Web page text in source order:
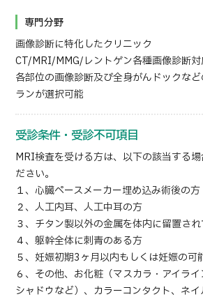
専門分野
画像診断に特化したクリニック
CT/MRI/MMG/レントゲン各種画像診断
各部位の画像診断及び全身がんドックな
ランが選択可能
受診条件・受診不可項目
MRI検査を受ける方は、以下の該当する
ださい。
１、心臓ペースメーカー埋め込み術後の方
２、人工内耳、人工中耳の方
３、チタン製以外の金属を体内に留置さ
４、躯幹全体に刺青のある方
５、妊娠初期3ヶ月以内もしくは妊娠の可
６、その他、お化粧（マスカラ・アイラ
シャドウなど）、カラーコンタクト、ネ